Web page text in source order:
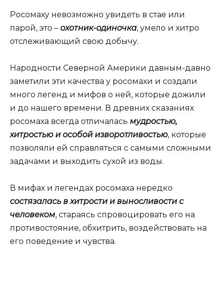
Росомаху невозможно увидеть в стае или
парой, это – охотник-одиночка, умело и хитро
отслеживающий свою добычу.
Народности Северной Америки давным-давно
заметили эти качества у росомахи и создали
много легенд и мифов о ней, которые дожили
и до нашего времени. В древних сказаниях
росомаха всегда отличалась мудростью,
хитростью и особой изворотливостью, которые
позволяли ей справляться с самыми сложными
задачами и выходить сухой из воды.
В мифах и легендах росомаха нередко
состязалась в хитрости и выносливости с
человеком, стараясь спровоцировать его на
противостояние, обхитрить, воздействовать на
его поведение и чувства.